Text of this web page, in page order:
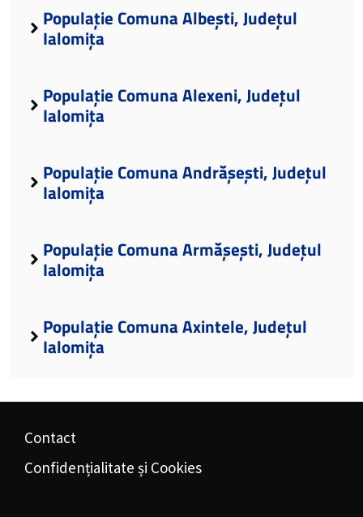
Populație Comuna Albești, Județul
Ialomița
Populație Comuna Alexeni, Județul
Ialomița
Populație Comuna Andrășești, Județul
Ialomița
Populație Comuna Armășești, Județul
Ialomița
Populație Comuna Axintele, Județul
Ialomița
Contact
Confidențialitate și Cookies